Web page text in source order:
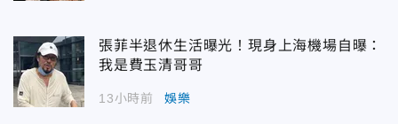
張菲半退休生活曝光！現身上海機場自曝：
我是費玉清哥哥
13小時前 娛樂